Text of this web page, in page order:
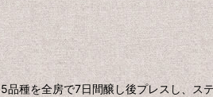
種を全房で7日間醸し後プレスし、